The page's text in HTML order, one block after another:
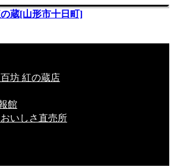
坊 紅の蔵店
館
いしさ直売所